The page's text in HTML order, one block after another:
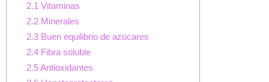
2.1Vitaminas
2.2Minerales
2.3Buen equilibrio de azúcares
2.4Fibra soluble
2.5Antioxidantes